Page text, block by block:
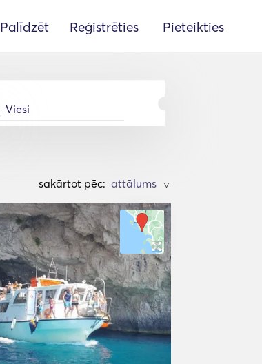
Palīdzēt Reģistrēties Pieteikties
Viesi
sakārtot pēc: >